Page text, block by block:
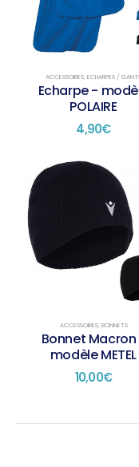
ACCESSOIRES, ECHARPES /
Echarpe -
POLAIRE
4,90€
ACCESSOIRES, BONNETS
Bonnet
modèle METEL
10,00€